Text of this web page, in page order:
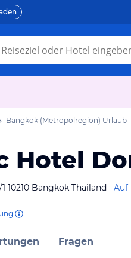
Bangkok (Metropolregion) Urlaub
Hotel
10210 Bangkok Thailand Auf
Fragen